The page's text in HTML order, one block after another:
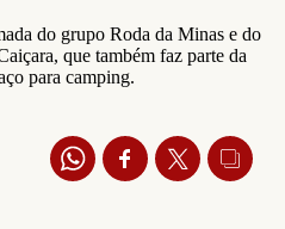
do grupo Roda da Minas e do
que também faz parte da
para camping.